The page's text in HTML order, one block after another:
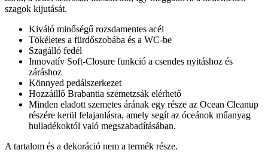
szagok kijutását.
Kiváló minőségű rozsdamentes acél
Tökéletes a fürdőszobába és a WC-be
Szagálló fedél
Innovatív Soft-Closure funkció a csendes nyitáshoz és
záráshoz
Könnyed pedálszerkezet
Hozzáillő Brabantia szemetzsák elérhető
Minden eladott szemetes árának egy része az Ocean Cleanup
részére kerül felajanlásra, amely segít az óceánok műanyag
hulladékoktól való megszabadításában.
A tartalom és a dekoráció nem a termék része.